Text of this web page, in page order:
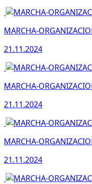
MARCHA-
21.11.2024
MARCHA-
21.11.2024
MARCHA-
21.11.2024